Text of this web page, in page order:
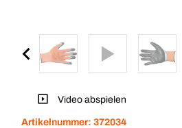
Video abspielen
Artikelnummer: 372034